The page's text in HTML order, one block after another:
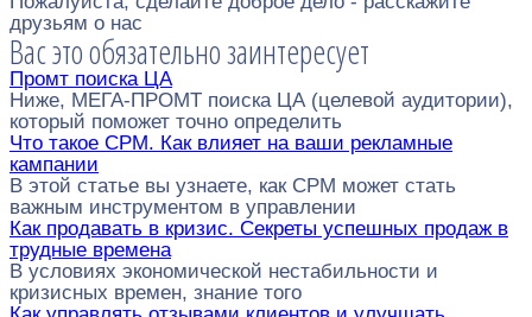
друзьям о нас
Вас это обязательно заинтересует
Промт поиска ЦА
Ниже, МЕГА-ПРОМТ поиска ЦА (целевой аудитории),
который поможет точно определить
Что такое CPM. Как влияет на ваши рекламные
кампании
В этой статье вы узнаете, как CPM может стать
важным инструментом в управлении
Как продавать в кризис. Секреты успешных продаж в
трудные времена
В условиях экономической нестабильности и
кризисных времен, знание того